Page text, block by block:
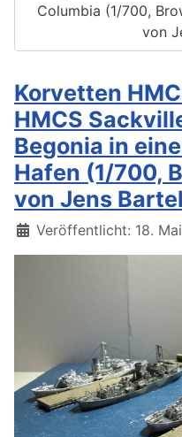
Columbia (1/700,
von
Korvetten
HMCS
Begonia in
Hafen (1/700,
von Jens
Details
Veröffentlicht: 18.